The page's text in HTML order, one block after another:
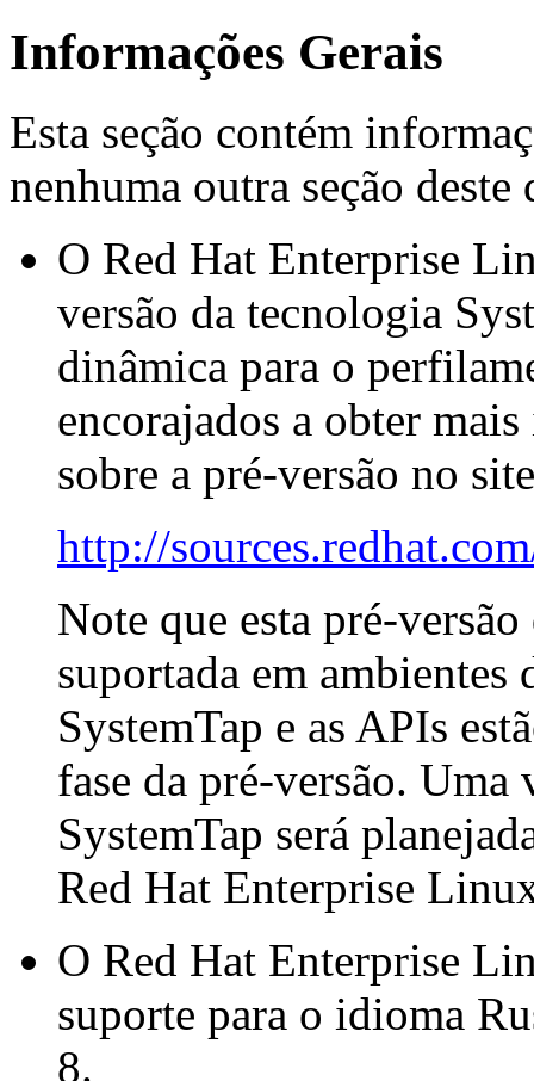
Informações Gerais
Esta seção contém
nenhuma outra seção deste
O Red Hat Enterprise
versão da tecnologia
dinâmica para o
encorajados a obter
sobre a pré-versão no
http://
Note que esta pré-
suportada em ambientes
SystemTap e as APIs
fase da pré-versão. Uma
SystemTap será
Red Hat Enterprise
O Red Hat Enterprise
suporte para o idioma
8.